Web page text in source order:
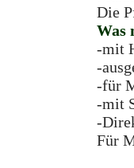
Die
Was
-mit
-
-für
-mit
-
Für